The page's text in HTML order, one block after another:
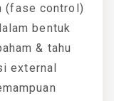
(fase control)
bentuk
& tahu
external